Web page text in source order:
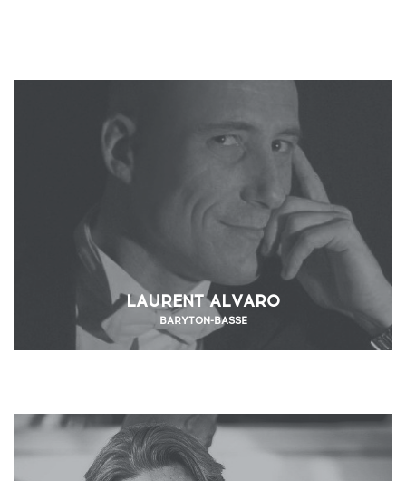
LAURENT ALVARO
BARYTON-BASSE